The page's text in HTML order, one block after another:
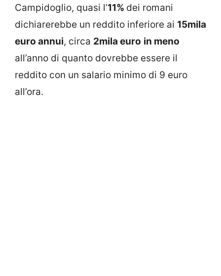
Campidoglio, quasi l’11% dei romani
dichiarerebbe un reddito inferiore ai 15mila
euro annui, circa 2mila euro in meno
all’anno di quanto dovrebbe essere il
reddito con un salario minimo di 9 euro
all’ora.